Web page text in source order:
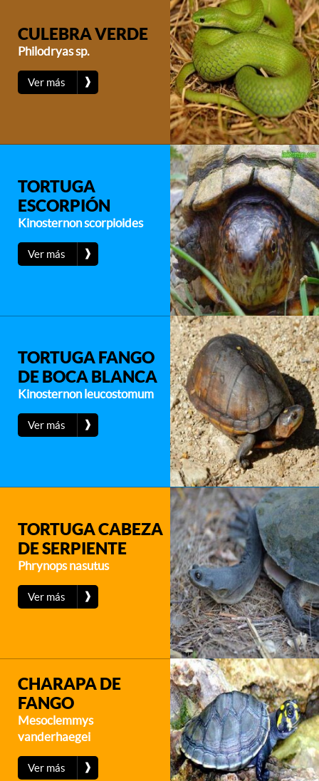
CULEBRA VERDE
Philodryas sp.
Ver más ❱
TORTUGA
ESCORPIÓN
Kinosternon scorpioides
Ver más ❱
TORTUGA FANGO
DE BOCA BLANCA
Kinosternon leucostomum
Ver más ❱
TORTUGA CABEZA
DE SERPIENTE
Phrynops nasutus
Ver más ❱
CHARAPA DE
FANGO
Mesoclemmys
vanderhaegei
Ver más ❱